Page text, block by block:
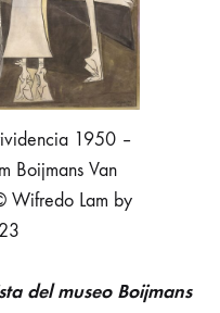
BEUNINGEN
1950 –
Boijmans Van
Wifredo Lam by
del museo Boijmans